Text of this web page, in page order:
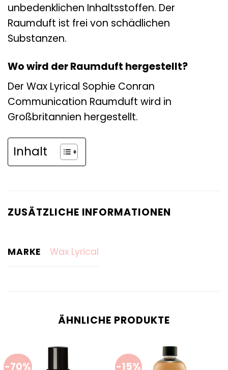
unbedenklichen Inhaltsstoffen. Der
Raumduft ist frei von schädlichen
Substanzen.
Wo wird der Raumduft hergestellt?
Der Wax Lyrical Sophie Conran
Communication Raumduft wird in
Großbritannien hergestellt.
Inhalt
ZUSÄTZLICHE INFORMATIONEN
MARKE Wax Lyrical
ÄHNLICHE PRODUKTE
-70% -15%